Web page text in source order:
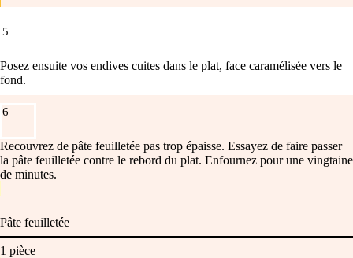
5
Posez ensuite vos endives cuites dans le plat, face caramélisée vers le
fond.
6
Recouvrez de pâte feuilletée pas trop épaisse. Essayez de faire passer
la pâte feuilletée contre le rebord du plat. Enfournez pour une vingtaine
de minutes.
Pâte feuilletée
1 pièce